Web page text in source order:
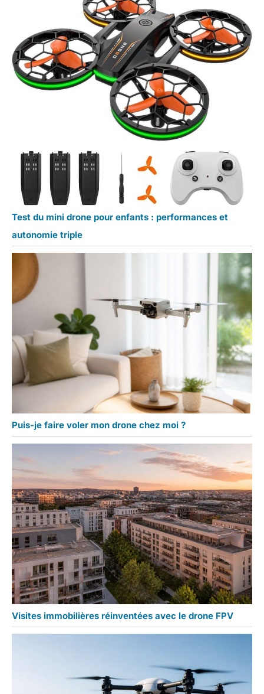
Test du mini drone pour enfants : performances et
autonomie triple
Puis-je faire voler mon drone chez moi ?
Visites immobilières réinventées avec le drone FPV